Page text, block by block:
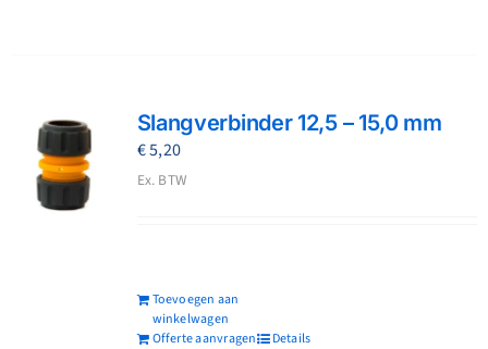
Slangverbinder 12,5 – 15,0 mm
€5,20
Ex. BTW
Toevoegen aan
winkelwagen
Offerte aanvragen
Details